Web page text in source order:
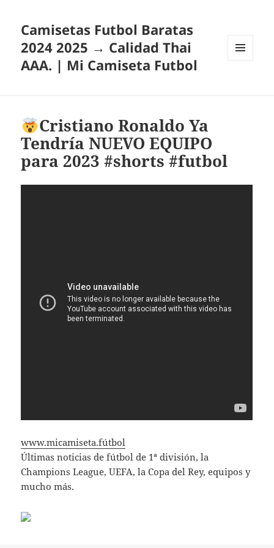
Camisetas Futbol Baratas
2024 2025 → Calidad Thai
AAA. | Mi Camiseta Futbol
Cristiano Ronaldo Ya
Tendría NUEVO EQUIPO
para 2023 #shorts #futbol
www.micamiseta.fútbol
Últimas noticias de fútbol de 1ª división, la
Champions League, UEFA, la Copa del Rey, equipos y
mucho más.